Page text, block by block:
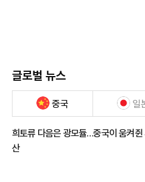
글로벌 뉴스
중국 일
희토류 다음은 광모듈…중국이 움켜쥔
산